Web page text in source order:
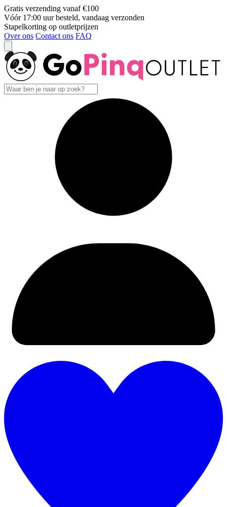
Gratis verzending vanaf €100
Vóór 17:00 uur besteld, vandaag verzonden
Stapelkorting op outletprijzen
Over ons Contact ons FAQ